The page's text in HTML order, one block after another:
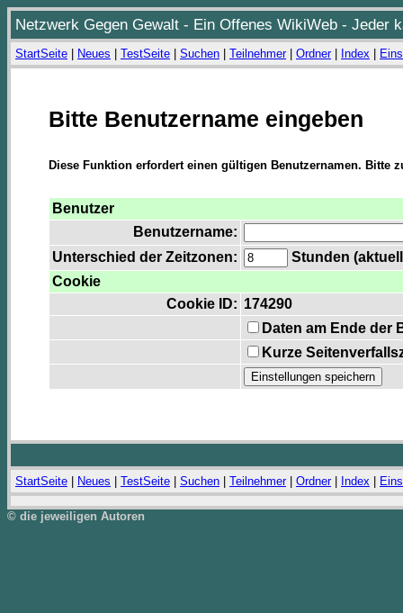
Netzwerk Gegen Gewalt - Ein Offenes WikiWeb - Jeder
StartSeite Neues TestSeite Suchen Teilnehmer| Ordner| Index
Bitte Benutzername eingeben
Diese Funktion erfordert einen gültigen Benutzernamen. Bitte
Benutzer
Benutzername:
Unterschied der Zeitzonen:
Stunden
Cookie
Cookie ID: 174290
Daten am Ende der
Kurze
StartSeite Neues TestSeite Suchen Teilnehmer| Ordner| Index
© die jeweiligen Autoren